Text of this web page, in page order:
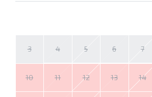
3 4 5 6 7
10 11 12 13 14